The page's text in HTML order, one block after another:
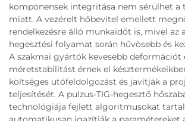
komponensek integritása nem sérülhet a
miatt. A vezérelt hőbevitel emellett
rendelkezésre álló munkaidőt is, mivel az
hegesztési folyamat során hűvösebb és
A szakmai gyártók kevesebb deformációt
méretstabilitást érnek el
költséges utófeldolgozást és javítják a
teljesítését. A pulzus-TIG-hegesztő
technológiája fejlett algoritmusokat